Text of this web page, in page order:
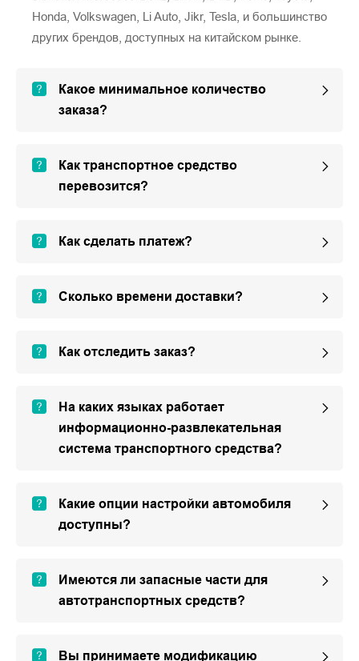
Honda, Volkswagen, Li Auto, Jikr, Tesla, и большинство
других брендов, доступных на китайском рынке.
Какое минимальное количество
заказа?
Как транспортное средство
перевозится?
Как сделать платеж?
Сколько времени доставки?
Как отследить заказ?
На каких языках работает
информационно-развлекательная
система транспортного средства?
Какие опции настройки автомобиля
доступны?
Имеются ли запасные части для
автотранспортных средств?
Вы принимаете модификацию